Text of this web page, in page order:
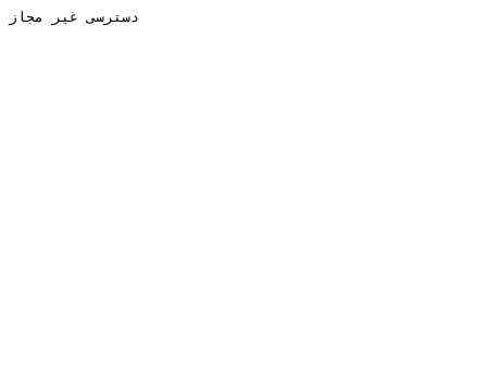
دسترسی غیر مجاز